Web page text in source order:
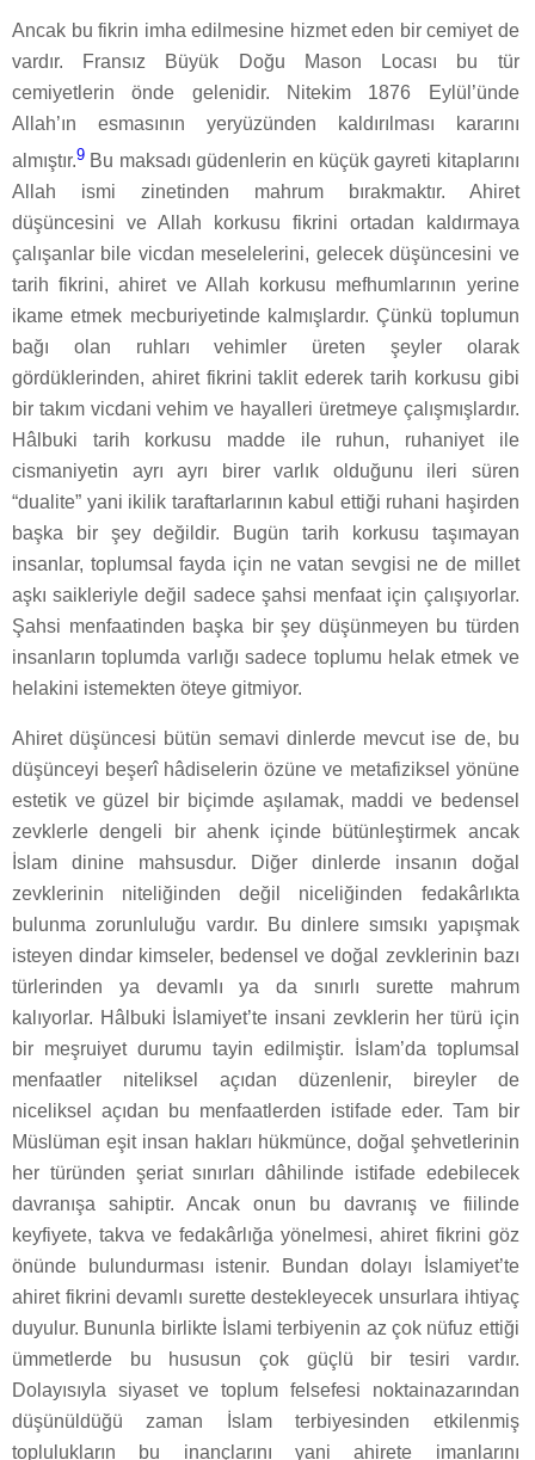
Ancak bu fikrin imha edilmesine hizmet eden bir cemiyet de
vardır. Fransız Büyük Doğu Mason Locası bu tür
cemiyetlerin önde gelenidir. Nitekim 1876 Eylül’ünde
Allah’ın esmasının yeryüzünden kaldırılması kararını
almıştır.9 Bu maksadı güdenlerin en küçük gayreti kitaplarını
Allah ismi zinetinden mahrum bırakmaktır. Ahiret
düşüncesini ve Allah korkusu fikrini ortadan kaldırmaya
çalışanlar bile vicdan meselelerini, gelecek düşüncesini ve
tarih fikrini, ahiret ve Allah korkusu mefhumlarının yerine
ikame etmek mecburiyetinde kalmışlardır. Çünkü toplumun
bağı olan ruhları vehimler üreten şeyler olarak
gördüklerinden, ahiret fikrini taklit ederek tarih korkusu gibi
bir takım vicdani vehim ve hayalleri üretmeye çalışmışlardır.
Hâlbuki tarih korkusu madde ile ruhun, ruhaniyet ile
cismaniyetin ayrı ayrı birer varlık olduğunu ileri süren
“dualite” yani ikilik taraftarlarının kabul ettiği ruhani haşirden
başka bir şey değildir. Bugün tarih korkusu taşımayan
insanlar, toplumsal fayda için ne vatan sevgisi ne de millet
aşkı saikleriyle değil sadece şahsi menfaat için çalışıyorlar.
Şahsi menfaatinden başka bir şey düşünmeyen bu türden
insanların toplumda varlığı sadece toplumu helak etmek ve
helakini istemekten öteye gitmiyor.
Ahiret düşüncesi bütün semavi dinlerde mevcut ise de, bu
düşünceyi beşerî hâdiselerin özüne ve metafiziksel yönüne
estetik ve güzel bir biçimde aşılamak, maddi ve bedensel
zevklerle dengeli bir ahenk içinde bütünleştirmek ancak
İslam dinine mahsusdur. Diğer dinlerde insanın doğal
zevklerinin niteliğinden değil niceliğinden fedakârlıkta
bulunma zorunluluğu vardır. Bu dinlere sımsıkı yapışmak
isteyen dindar kimseler, bedensel ve doğal zevklerinin bazı
türlerinden ya devamlı ya da sınırlı surette mahrum
kalıyorlar. Hâlbuki İslamiyet’te insani zevklerin her türü için
bir meşruiyet durumu tayin edilmiştir. İslam’da toplumsal
menfaatler niteliksel açıdan düzenlenir, bireyler de
niceliksel açıdan bu menfaatlerden istifade eder. Tam bir
Müslüman eşit insan hakları hükmünce, doğal şehvetlerinin
her türünden şeriat sınırları dâhilinde istifade edebilecek
davranışa sahiptir. Ancak onun bu davranış ve fiilinde
keyfiyete, takva ve fedakârlığa yönelmesi, ahiret fikrini göz
önünde bulundurması istenir. Bundan dolayı İslamiyet’te
ahiret fikrini devamlı surette destekleyecek unsurlara ihtiyaç
duyulur. Bununla birlikte İslami terbiyenin az çok nüfuz ettiği
ümmetlerde bu hususun çok güçlü bir tesiri vardır.
Dolayısıyla siyaset ve toplum felsefesi noktainazarından
düşünüldüğü zaman İslam terbiyesinden etkilenmiş
toplulukların bu inançlarını yani ahirete imanlarını